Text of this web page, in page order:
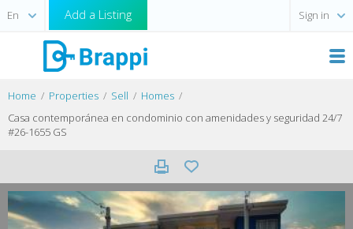
Add a Listing Sign in
Home Properties Sell
Homes
Casa contemporánea en condominio con amenidades y seguridad 24/7
#26-1655 GS